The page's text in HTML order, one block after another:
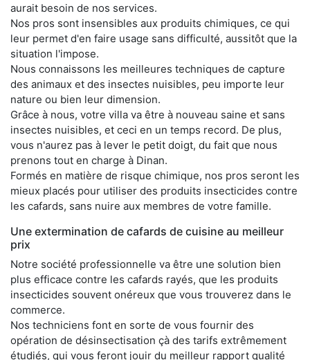
aurait besoin de nos services.
Nos pros sont insensibles aux produits chimiques, ce qui
leur permet d'en faire usage sans difficulté, aussitôt que la
situation l'impose.
Nous connaissons les meilleures techniques de capture
des animaux et des insectes nuisibles, peu importe leur
nature ou bien leur dimension.
Grâce à nous, votre villa va être à nouveau saine et sans
insectes nuisibles, et ceci en un temps record. De plus,
vous n'aurez pas à lever le petit doigt, du fait que nous
prenons tout en charge à Dinan.
Formés en matière de risque chimique, nos pros seront les
mieux placés pour utiliser des produits insecticides contre
les cafards, sans nuire aux membres de votre famille.
Une extermination de cafards de cuisine au meilleur
prix
Notre société professionnelle va être une solution bien
plus efficace contre les cafards rayés, que les produits
insecticides souvent onéreux que vous trouverez dans le
commerce.
Nos techniciens font en sorte de vous fournir des
opération de désinsectisation çà des tarifs extrêmement
étudiés, qui vous feront jouir du meilleur rapport qualité